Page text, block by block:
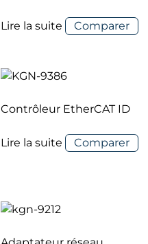
Lire la suite Comparer
Contrôleur EtherCAT ID
Lire la suite Comparer